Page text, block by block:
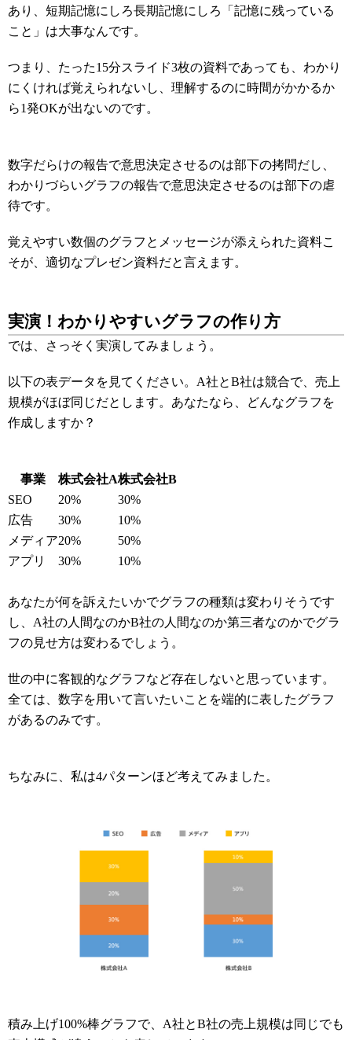
あり、短期記憶にしろ長期記憶にしろ「記憶に残っている
こと」は大事なんです。
つまり、たった15分スライド3枚の資料であっても、わかり
にくければ覚えられないし、理解するのに時間がかかるか
ら1発OKが出ないのです。
数字だらけの報告で意思決定させるのは部下の拷問だし、
わかりづらいグラフの報告で意思決定させるのは部下の虐
待です。
覚えやすい数個のグラフとメッセージが添えられた資料こ
そが、適切なプレゼン資料だと言えます。
実演！わかりやすいグラフの作り方
では、さっそく実演してみましょう。
以下の表データを見てください。A社とB社は競合で、売上
規模がほぼ同じだとします。あなたなら、どんなグラフを
作成しますか？
事業 株式会社A株式会社B
SEO
20%
30%
広告
30%
10%
メディア20%
50%
アプリ
30% 10%
あなたが何を訴えたいかでグラフの種類は変わりそうです
し、A社の人間なのかB社の人間なのか第三者なのかでグラ
フの見せ方は変わるでしょう。
世の中に客観的なグラフなど存在しないと思っています。
全ては、数字を用いて言いたいことを端的に表したグラフ
があるのみです。
ちなみに、私は4パターンほど考えてみました。
積み上げ100%棒グラフで、A社とB社の売上規模は同じでも